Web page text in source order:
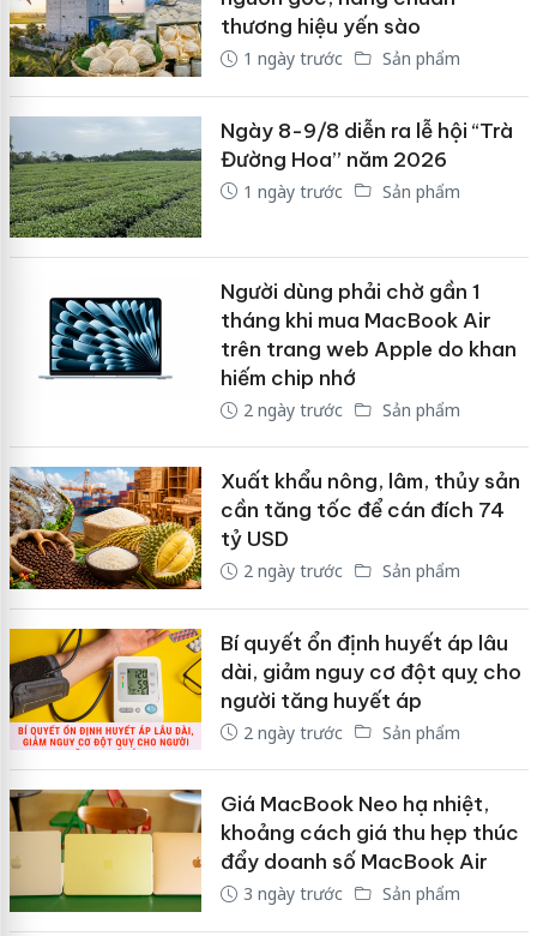
thương hiệu yến sào
1 ngày trước Sản phẩm
Ngày 8-9/8 diễn ra lễ hội “Trà
Đường Hoa” năm 2026
1 ngày trước Sản phẩm
Người dùng phải chờ gần 1
tháng khi mua MacBook Air
trên trang web Apple do khan
hiếm chip nhớ
2 ngày trước Sản phẩm
Xuất khẩu nông, lâm, thủy sản
cần tăng tốc để cán đích 74
tỷ USD
2 ngày trước Sản phẩm
Bí quyết ổn định huyết áp lâu
dài, giảm nguy cơ đột quỵ cho
người tăng huyết áp
2 ngày trước Sản phẩm
Giá MacBook Neo hạ nhiệt,
khoảng cách giá thu hẹp thúc
đẩy doanh số MacBook Air
3 ngày trước Sản phẩm